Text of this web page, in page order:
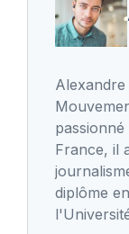
France, il
diplôme